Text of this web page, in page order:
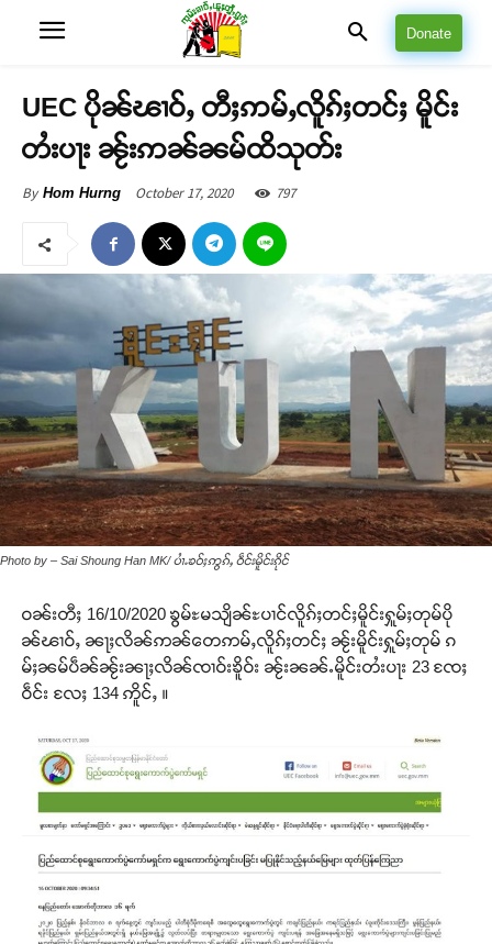
Donate
UEC ပိုၼ်ၽၢဝ်ႇ တီႈဢမ်ႇလိူၵ်ႈတင်ႈ မိူင်း
တႆးပႃး ၼႂ်းဢၼ်ၼမ်ထိသုတ်း
By Hom Hurng October 17, 2020 797
Photo by – Sai Shoung Han MK/ ပၢႆႉၶဝ်ႈဢွၵ်ႇ ဝဵင်းမိူင်းၵိုင်
ဝၼ်းတီႈ 16/10/2020 ၶွမ်ႊမသျိၼ်ႊပၢင်လိူၵ်ႈတင်ႈမိူင်းႁူမ်ႈတုမ်ပို
ၼ်ၽၢဝ်ႇ ၼႃႈလိၼ်ဢၼ်တေဢမ်ႇလိူၵ်ႈတင်ႈ ၼႂ်းမိူင်းႁူမ်ႈတုမ် ၵ
မ်ႈၼမ်ပဵၼ်ၼႂ်းၼႃႈလိၼ်ၸၢဝ်းၶိူဝ်း ၼႂ်းၼၼ်ႉမိူင်းတႆးပႃး 23 ၸႄႈ
ဝဵင်း လႄႈ 134 ဢိူင်ႇ ။